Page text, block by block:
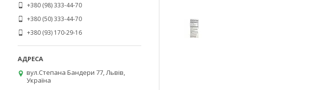
+380 (98) 333-44-70
+380 (50) 333-44-70
+380 (93) 170-29-16
вул.Степана Бандери 77, Львів,
Україна